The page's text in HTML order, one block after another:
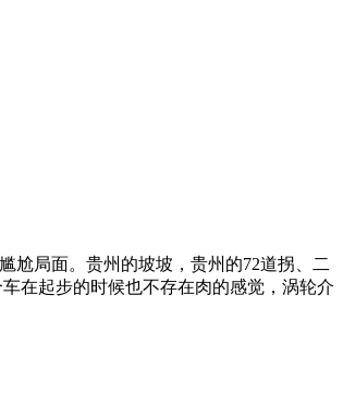
尬局面。贵州的坡坡，贵州的72道拐、二
在起步的时候也不存在肉的感觉，涡轮介